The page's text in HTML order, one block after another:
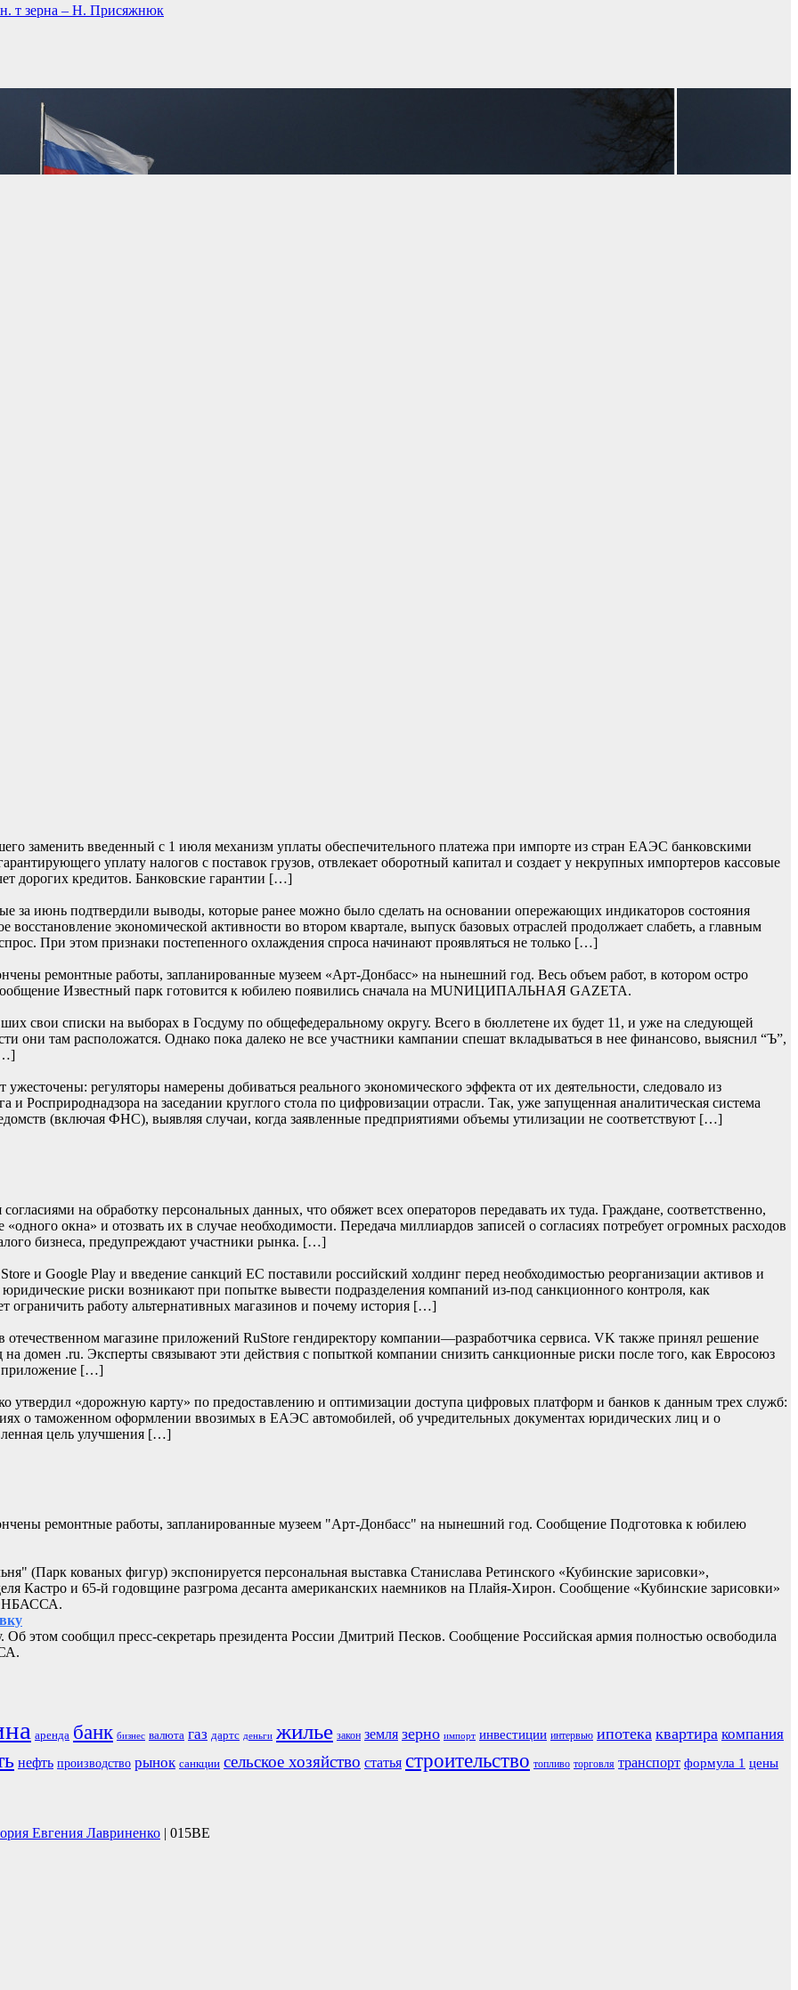
т зерна – Н. Присяжнюк
заменить введенный с 1 июля механизм уплаты обеспечительного платежа при импорте из стран ЕАЭС банковскими
уплату налогов с поставок грузов, отвлекает оборотный капитал и создает у некрупных импортеров кассовые
дорогих кредитов. Банковские гарантии […]
за июнь подтвердили выводы, которые ранее можно было сделать на основании опережающих индикаторов состояния
экономической активности во втором квартале, выпуск базовых отраслей продолжает слабеть, а главным
При этом признаки постепенного охлаждения спроса начинают проявляться не только […]
ремонтные работы, запланированные музеем «Арт-Донбасс» на нынешний год. Весь объем работ, в котором остро
Известный парк готовится к юбилею появились сначала на MUNИЦИПАЛЬНАЯ GAZЕТА.
свои списки на выборах в Госдуму по общефедеральному округу. Всего в бюллетене их будет 11, и уже на следующей
они там расположатся. Однако пока далеко не все участники кампании спешат вкладываться в нее финансово, выяснил “Ъ”,
регуляторы намерены добиваться реального экономического эффекта от их деятельности, следовало из
на заседании круглого стола по цифровизации отрасли. Так, уже запущенная аналитическая система
(включая ФНС), выявляя случаи, когда заявленные предприятиями объемы утилизации не соответствуют […]
на обработку персональных данных, что обяжет всех операторов передавать их туда. Граждане, соответственно,
окна» и отозвать их в случае необходимости. Передача миллиардов записей о согласиях потребует огромных расходов
бизнеса, предупреждают участники рынка. […]
и Google Play и введение санкций ЕС поставили российский холдинг перед необходимостью реорганизации активов и
риски возникают при попытке вывести подразделения компаний из-под санкционного контроля, как
ограничить работу альтернативных магазинов и почему история […]
магазине приложений RuStore гендиректору компании—разработчика сервиса. VK также принял решение
на домен .ru. Эксперты связывают эти действия с попыткой компании снизить санкционные риски после того, как Евросоюз
приложение […]
утвердил «дорожную карту» по предоставлению и оптимизации доступа цифровых платформ и банков к данным трех служб:
о таможенном оформлении ввозимых в ЕАЭС автомобилей, об учредительных документах юридических лиц и о
цель улучшения […]
ремонтные работы, запланированные музеем "Арт-Донбасс" на нынешний год. Сообщение Подготовка к юбилею
(Парк кованых фигур) экспонируется персональная выставка Станислава Ретинского «Кубинские зарисовки»,
Кастро и 65-й годовщине разгрома десанта американских наемников на Плайя-Хирон. Сообщение «Кубинские зарисовки»
Об этом сообщил пресс-секретарь президента России Дмитрий Песков. Сообщение Российская армия полностью освободила
аренда банк бизнес валюта газ дартс деньги жилье закон земля зерно импорт инвестиции интервью ипотека квартира компания
нефть производство рынок санкции сельское хозяйство статья строительство топливо торговля транспорт формула 1 цены
Евгения Лавриненко | 015BE